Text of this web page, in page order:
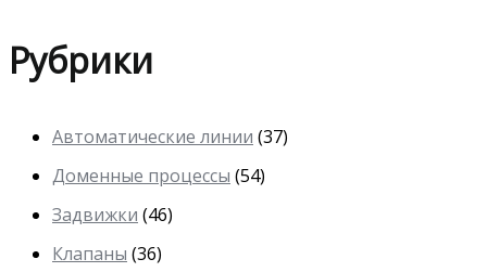
Рубрики
Автоматические линии (37)
Доменные процессы (54)
Задвижки (46)
Клапаны (36)